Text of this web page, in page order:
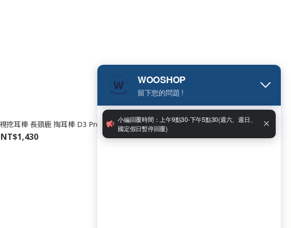
挖耳棒 長頸鹿 掏耳棒 D3 Pro
NT$1,430